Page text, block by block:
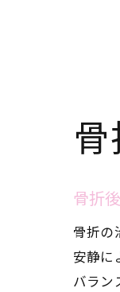
骨折
骨折の
安静に
バラン